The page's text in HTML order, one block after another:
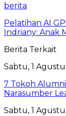
berita
Pelatihan AI
Indriany: Anak
Berita Terkait
Sabtu, 1
7 Tokoh
Narasumber
Sabtu, 1